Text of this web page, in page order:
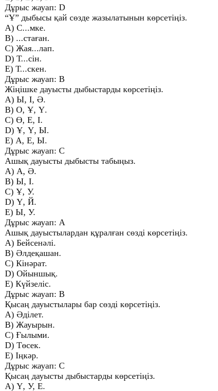
Дұрыс жауап: D
“Ұ” дыбысы қай сөзде жазылатынын көрсетіңіз.
A) С...мке.
B) ...стаған.
C) Жая...лап.
D) Т...сін.
E) Т...скен.
Дұрыс жауап: B
Жіңішке дауысты дыбыстарды көрсетіңіз.
A) Ы, І, Ә.
B) О, Ұ, Ү.
C) Ө, Е, І.
D) Ұ, Ү, Ы.
E) А, Е, Ы.
Дұрыс жауап: C
Ашық дауысты дыбысты табыңыз.
A) А, Ә.
B) Ы, І.
C) Ұ, У.
D) Ү, Й.
E) Ы, У.
Дұрыс жауап: A
Ашық дауыстылардан құралған сөзді көрсетіңіз.
A) Бейсенәлі.
B) Әлдеқашан.
C) Кінәрат.
D) Ойыншық.
E) Күйзеліс.
Дұрыс жауап: B
Қысаң дауыстылары бар сөзді көрсетіңіз.
A) Әділет.
B) Жауырын.
C) Ғылыми.
D) Төсек.
E) Іңкәр.
Дұрыс жауап: C
Қысаң дауысты дыбыстарды көрсетіңіз.
A) Ү, У, Е.